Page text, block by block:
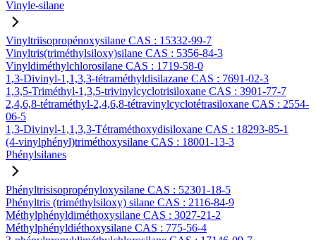
Vinyle-silane
Vinyltriisopropénoxysilane CAS : 15332-99-7
Vinyltris(triméthylsiloxy)silane CAS : 5356-84-3
Vinyldiméthylchlorosilane CAS : 1719-58-0
1,3-Divinyl-1,1,3,3-tétraméthyldisilazane CAS : 7691-02-3
1,3,5-Triméthyl-1,3,5-trivinylcyclotrisiloxane CAS : 3901-77-7
2,4,6,8-tétraméthyl-2,4,6,8-tétravinylcyclotétrasiloxane CAS : 2554-
06-5
1,3-Divinyl-1,1,3,3-Tétraméthoxydisiloxane CAS : 18293-85-1
(4-vinylphényl)triméthoxysilane CAS : 18001-13-3
Phénylsilanes
Phényltrisisopropényloxysilane CAS : 52301-18-5
Phényltris (triméthylsiloxy) silane CAS : 2116-84-9
Méthylphényldiméthoxysilane CAS : 3027-21-2
Méthylphényldiéthoxysilane CAS : 775-56-4